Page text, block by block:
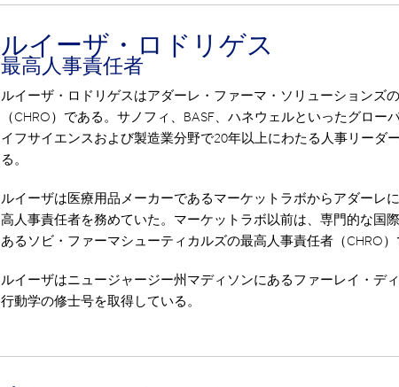
ルイーザ・ロドリゲス
最高人事責任者
ルイーザ・ロドリゲスはアダーレ・ファーマ・ソリューションズ
（CHRO）である。サノフィ、BASF、ハネウェルといったグロー
イフサイエンスおよび製造業分野で20年以上にわたる人事リーダ
る。
ルイーザは医療用品メーカーであるマーケットラボからアダーレ
高人事責任者を務めていた。マーケットラボ以前は、専門的な国
あるソビ・ファーマシューティカルズの最高人事責任者（CHRO）
ルイーザはニュージャージー州マディソンにあるファーレイ・デ
行動学の修士号を取得している。